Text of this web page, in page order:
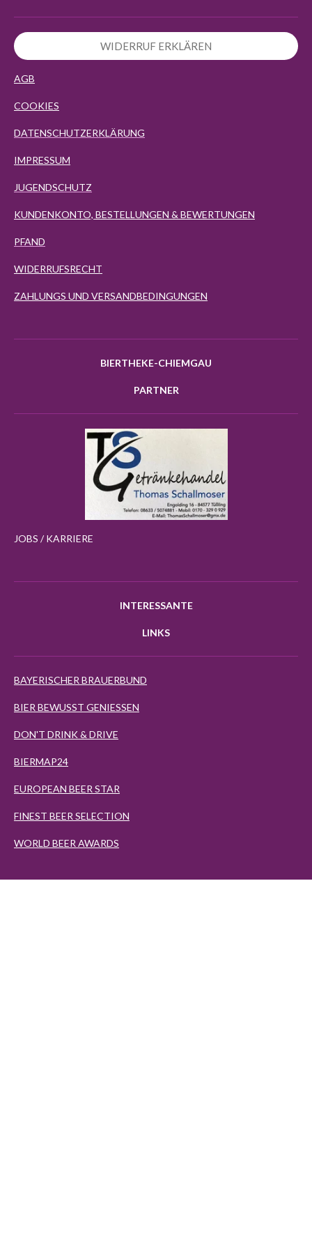
WIDERRUF ERKLÄREN
AGB
COOKIES
DATENSCHUTZERKLÄRUNG
IMPRESSUM
JUGENDSCHUTZ
KUNDENKONTO, BESTELLUNGEN & BEWERTUNGEN
PFAND
WIDERRUFSRECHT
ZAHLUNGS UND VERSANDBEDINGUNGEN
BIERTHEKE-CHIEMGAU
PARTNER
JOBS / KARRIERE
INTERESSANTE
LINKS
BAYERISCHER BRAUERBUND
BIER BEWUSST GENIESSEN
DON'T DRINK & DRIVE
BIERMAP24
EUROPEAN BEER STAR
FINEST BEER SELECTION
WORLD BEER AWARDS